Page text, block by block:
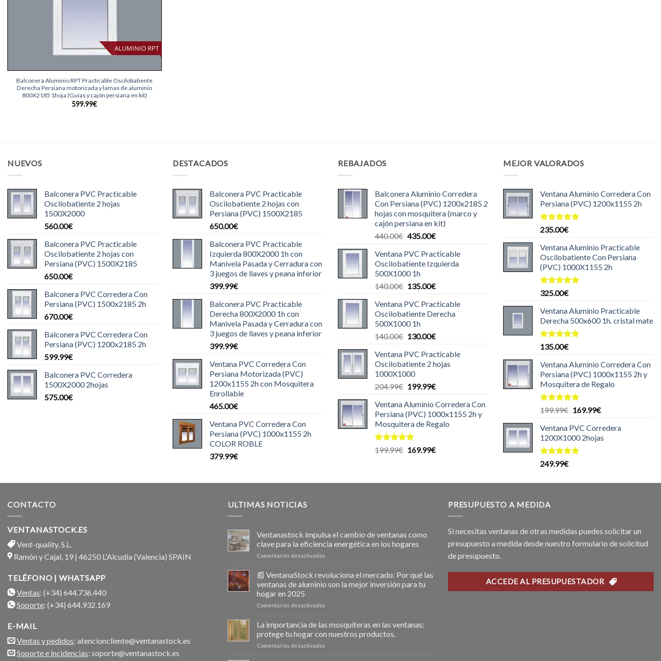
ALUMINIO RPT
Balconera Aluminio RPT Practicable Oscilobatiente
Derecha Persiana motorizada y lamas de aluminio
800X2185 1hoja (Guías y cajón persiana en kit)
599.99€
NUEVOS
Balconera PVC Practicable
Oscilobatiente 2 hojas
1500X2000
560.00€
Balconera PVC Practicable
Oscilobatiente 2 hojas con
Persiana (PVC) 1500X2185
650.00€
Balconera PVC Corredera Con
Persiana (PVC) 1500x2185 2h
670.00€
Balconera PVC Corredera Con
Persiana (PVC) 1200x2185 2h
599.99€
Balconera PVC Corredera
1500X2000 2hojas
575.00€
DESTACADOS
Balconera PVC Practicable
Oscilobatiente 2 hojas con
Persiana (PVC) 1500X2185
650.00€
Balconera PVC Practicable
Izquierda 800X2000 1h con
Manivela Pasada y Cerradura con
3 juegos de llaves y peana inferior
399.99€
Balconera PVC Practicable
Derecha 800X2000 1h con
Manivela Pasada y Cerradura con
3 juegos de llaves y peana inferior
399.99€
Ventana PVC Corredera Con
Persiana Motorizada (PVC)
1200x1155 2h con Mosquitera
Enrollable
465.00€
Ventana PVC Corredera Con
Persiana (PVC) 1000x1155 2h
COLOR ROBLE
379.99€
REBAJADOS
Balconera Aluminio Corredera
Con Persiana (PVC) 1200x2185 2
hojas con mosquitera (marco y
cajón persiana en kit)
440.00€ El
original
era:
440.00€.
435.00€El
actual
es:
Ventana PVC Practicable
Oscilobatiente Izquierda
500X1000 1h
140.00€ El
original
era:
140.00€.
135.00€El
actual
es:
Ventana PVC Practicable
Oscilobatiente Derecha
500X1000 1h
140.00€ El
original
era:
140.00€.
130.00€El
actual
es:
Ventana PVC Practicable
Oscilobatiente 2 hojas
1000X1000
204.99€ El
original
era:
204.99€.
199.99€El
actual
es:
199.99€.
Ventana Aluminio Corredera Con
Persiana (PVC) 1000x1155 2h y
Mosquitera de Regalo
Valorado
199.99€ El
169.99€El
MEJOR VALORADOS
Ventana Aluminio Corredera Con
Persiana (PVC) 1200x1155 2h
Valorado
de 5
235.00€
Ventana Aluminio Practicable
Oscilobatiente Con Persiana
(PVC) 1000X1155 2h
Valorado
de 5
325.00€
Ventana Aluminio Practicable
Derecha 500x600 1h. cristal mate
Valorado
de 5
135.00€
Ventana Aluminio Corredera Con
Persiana (PVC) 1000x1155 2h y
Mosquitera de Regalo
Valorado
de 5
199.99€ El
original
era:
199.99€.
169.99€El
actual
es:
Ventana PVC Corredera
1200X1000 2hojas
Valorado
249.99€
CONTACTO
VENTANASTOCK.ES
Vent-quality, S.L.
Ramón y Cajal, 19 | 46250 L'Alcudia (Valencia) SPAIN
TELÉFONO | WHATSAPP
Ventas: (+34) 644.736.440
Soporte: (+34) 644.932.169
E-MAIL
Ventas y pedidos: atencioncliente@ventanastock.es
Soporte e incidencias: soporte@ventanastock.es
ULTIMAS NOTICIAS
Ventanastock impulsa el cambio de ventanas como
clave para la eficiencia energética en los hogares
Comentarios desactivados
impulsa
cambio
la
📰 VentanaStock revoluciona el mercado: Por qué las
ventanas de aluminio son la mejor inversión para tu
hogar en 2025
Comentarios desactivados
VentanaStock
revoluciona
el
La importancia de las mosquiteras en las ventanas:
protege tu hogar con nuestros productos.
Comentarios desactivados
PRESUPUESTO A MEDIDA
Si necesitas ventanas de otras medidas puedes solicitar un
presupuesto a medida desde nuestro formulario de solicitud
de presupuesto.
ACCEDE AL PRESUPUESTADOR